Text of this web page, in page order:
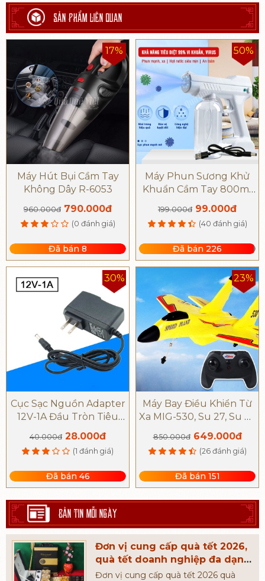
SẢN PHẨM LIÊN QUAN
17%
Máy Hút Bụi Cầm Tay
Không Dây R-6053
960.000đ 790.000đ
(0 đánh giá)
Đã bán 8
50%
Máy Phun Sương Khử
Khuẩn Cầm Tay 800ml
199.000đ 99.000đ
(40 đánh giá)
Đã bán 226
30%
Cục Sạc Nguồn Adapter
12V-1A Đầu Tròn Tiêu
40.000đ 28.000đ
(1 đánh giá)
Đã bán 46
23%
Máy Bay Điều Khiển Từ
Xa MIG-530, Su 27, Su 35
850.000đ 649.000đ
(26 đánh giá)
Đã bán 151
BẢN TIN MỖI NGÀY
Đơn vị cung cấp quà tết 2026,
quà tết doanh nghiệp đa dạng
mẫu mã và giá thành
Đơn vị cung cấp quà tết 2026 quà